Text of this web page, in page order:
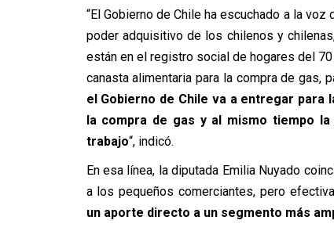
“El Gobierno de Chile ha escuchado a la
poder adquisitivo de los chilenos y
están en el registro social de hogares del
canasta alimentaria para la compra de gas,
el Gobierno de Chile va a entregar para
la compra de gas y al mismo tiempo
trabajo“, indicó.
En esa línea, la diputada Emilia Nuyado
a los pequeños comerciantes, pero
un aporte directo a un segmento más